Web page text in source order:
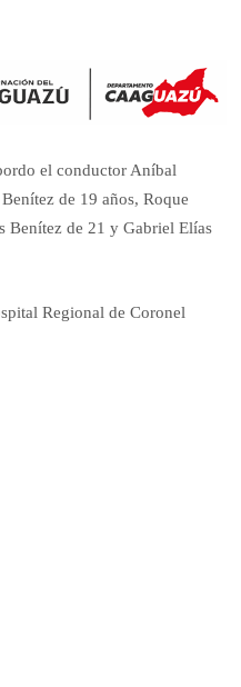
el conductor Aníbal
de 19 años, Roque
Benítez de 21 y Gabriel Elías
Regional de Coronel